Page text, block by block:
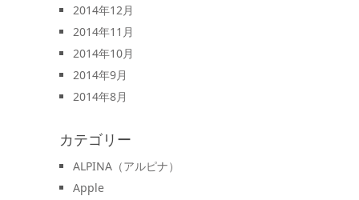
2014年12月
2014年11月
2014年10月
2014年9月
2014年8月
カテゴリー
ALPINA（アルピナ）
Apple